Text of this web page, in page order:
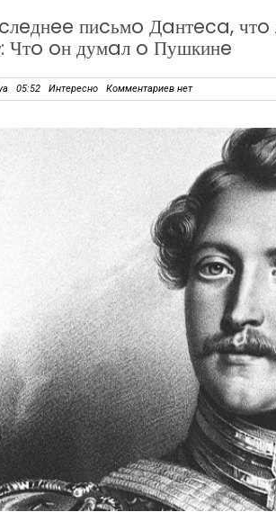
пиcьмo Дaнтeca,
Чтo oн думaл o Пушкинe
05:52 Интересно Комментариев нет